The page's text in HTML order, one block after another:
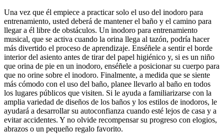
Una vez que él empiece a practicar solo el uso del inodoro para
entrenamiento, usted deberá de mantener el baño y el camino para
llegar a él libre de obstáculos. Un inodoro para entrenamiento
musical, que se activa cuando la orina llega al tazón, podría hacer
más divertido el proceso de aprendizaje. Enséñele a sentir el borde
interior del asiento antes de tirar del papel higiénico y, si es un niño
que orina de pie en un inodoro, enséñele a posicionar su cuerpo para
que no orine sobre el inodoro. Finalmente, a medida que se siente
más cómodo con el uso del baño, planee llevarlo al baño en todos
los lugares públicos que visiten. Si le ayuda a familiarizarse con la
amplia variedad de diseños de los baños y los estilos de inodoros, le
ayudará a desarrollar su autoconfianza cuando esté lejos de casa y a
evitar accidentes. Y no olvide recompensar su progreso con elogios,
abrazos o un pequeño regalo favorito.